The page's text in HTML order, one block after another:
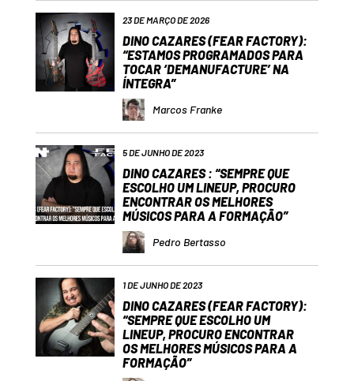
23 DE MARÇO DE 2026
DINO CAZARES (FEAR FACTORY):
“ESTAMOS PROGRAMADOS PARA
TOCAR ‘DEMANUFACTURE’ NA
ÍNTEGRA”
Marcos Franke
5 DE JUNHO DE 2023
DINO CAZARES : “SEMPRE QUE
ESCOLHO UM LINEUP, PROCURO
ENCONTRAR OS MELHORES
MÚSICOS PARA A FORMAÇÃO”
Pedro Bertasso
1 DE JUNHO DE 2023
DINO CAZARES (FEAR FACTORY):
“SEMPRE QUE ESCOLHO UM
LINEUP, PROCURO ENCONTRAR
OS MELHORES MÚSICOS PARA A
FORMAÇÃO”